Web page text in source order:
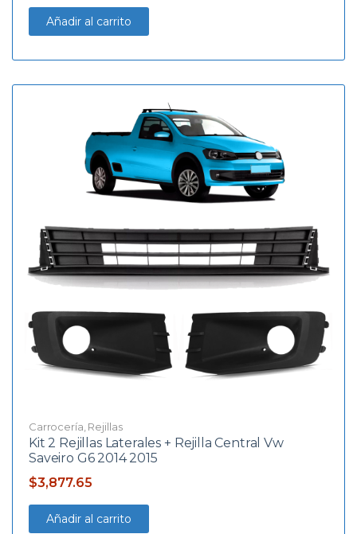
Añadir al carrito
Carrocería Rejillas
Kit 2 Rejillas Laterales + Rejilla Central Vw
Saveiro G6 2014 2015
$3,877.65
Añadir al carrito